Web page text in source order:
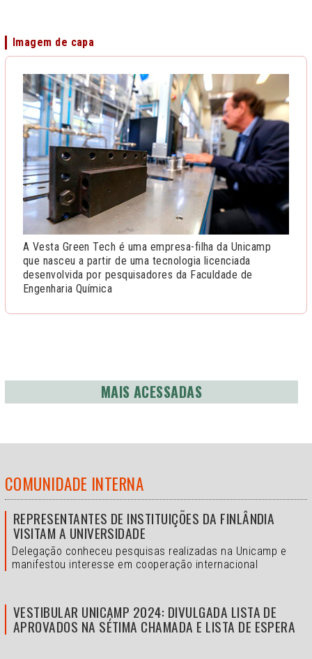
Imagem de capa
A Vesta Green Tech é uma empresa-filha da Unicamp
que nasceu a partir de uma tecnologia licenciada
desenvolvida por pesquisadores da Faculdade de
Engenharia Química
MAIS ACESSADAS
COMUNIDADE INTERNA
REPRESENTANTES DE INSTITUIÇÕES DA FINLÂNDIA
VISITAM A UNIVERSIDADE
Delegação conheceu pesquisas realizadas na Unicamp e
manifestou interesse em cooperação internacional
VESTIBULAR UNICAMP 2024: DIVULGADA LISTA DE
APROVADOS NA SÉTIMA CHAMADA E LISTA DE ESPERA